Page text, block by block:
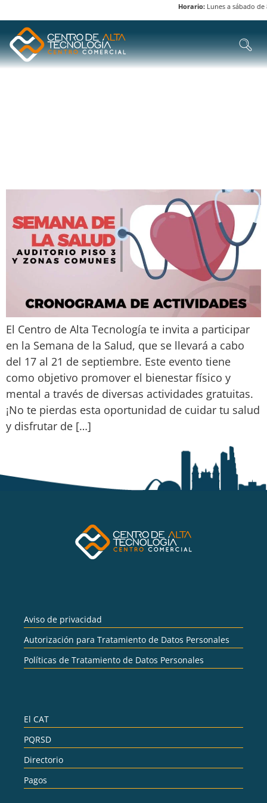
Horario:Lunes a sábado de
El Centro de Alta Tecnología te invita a participar
en la Semana de la Salud, que se llevará a cabo
del 17 al 21 de septiembre. Este evento tiene
como objetivo promover el bienestar físico y
mental a través de diversas actividades gratuitas.
¡No te pierdas esta oportunidad de cuidar tu salud
y disfrutar de […]
Aviso de privacidad
Autorización para Tratamiento de Datos Personales
Políticas de Tratamiento de Datos Personales
El CAT
PQRSD
Directorio
Pagos